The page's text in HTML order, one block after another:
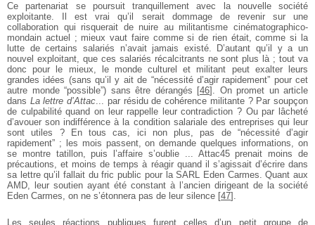
Ce partenariat se poursuit tranquillement avec la nouvelle société
exploitante. Il est vrai qu’il serait dommage de revenir sur une
collaboration qui risquerait de nuire au militantisme cinématographico-
mondain actuel ; mieux vaut faire comme si de rien était, comme si la
lutte de certains salariés n’avait jamais existé. D’autant qu’il y a un
nouvel exploitant, que ces salariés récalcitrants ne sont plus là ; tout va
donc pour le mieux, le monde culturel et militant peut exalter leurs
grandes idées (sans qu’il y ait de “nécessité d’agir rapidement” pour cet
autre monde “possible”) sans être dérangés [46] . On promet un article
dans La lettre d’Attac... par résidu de cohérence militante ? Par soupçon
de culpabilité quand on leur rappelle leur contradiction ? Ou par lâcheté
d’avouer son indifférence à la condition salariale des entreprises qui leur
sont utiles ? En tous cas, ici non plus, pas de “nécessité d’agir
rapidement” ; les mois passent, on demande quelques informations, on
se montre tatillon, puis l’affaire s’oublie ... Attac45 prenait moins de
précautions, et moins de temps à réagir quand il s’agissait d’écrire dans
sa lettre qu’il fallait du fric public pour la SARL Eden Carmes. Quant aux
AMD, leur soutien ayant été constant à l’ancien dirigeant de la société
Eden Carmes, on ne s’étonnera pas de leur silence [47] .
Les seules réactions publiques furent celles d’un petit groupe de